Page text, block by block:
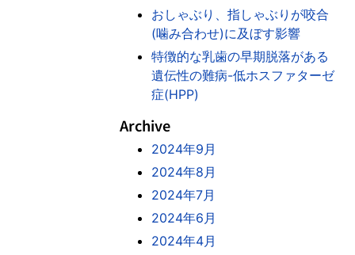
おしゃぶり、指しゃぶりが咬合
(噛み合わせ)に及ぼす影響
特徴的な乳歯の早期脱落がある
遺伝性の難病-低ホスファターゼ
症(HPP)
Archive
2024年9月
2024年8月
2024年7月
2024年6月
2024年4月